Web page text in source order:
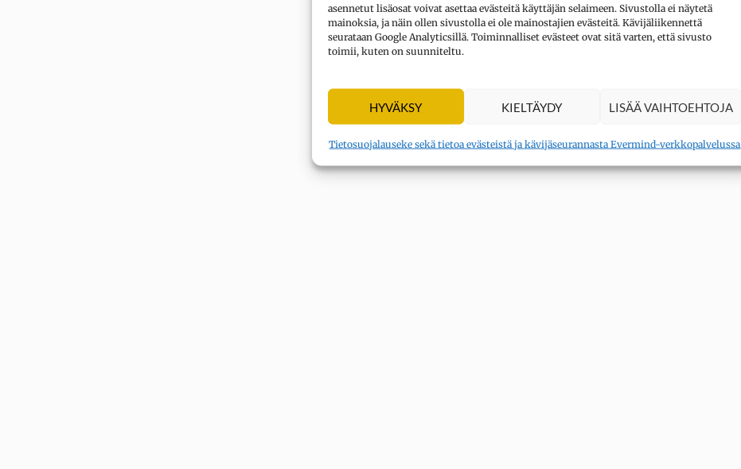
asennetut lisäosat voivat asettaa evästeitä käyttäjän selaimeen. Sivustolla ei näytetä
mainoksia, ja näin ollen sivustolla ei ole mainostajien evästeitä. Kävijäliikennettä
seurataan Google Analyticsillä. Toiminnalliset evästeet ovat sitä varten, että sivusto
toimii, kuten on suunniteltu.
HYVÄKSY KIELTÄYDY LISÄÄ VAIHTOEHTOJA
Tietosuojalauseke sekä tietoa evästeistä ja kävijäseurannasta Evermind-verkkopalvelussa